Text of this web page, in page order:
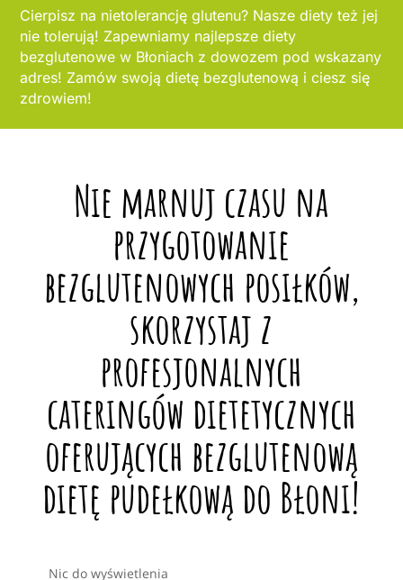
Cierpisz na nietolerancję glutenu? Nasze diety też jej
nie tolerują! Zapewniamy najlepsze diety
bezglutenowe w Błoniach z dowozem pod wskazany
adres! Zamów swoją dietę bezglutenową i ciesz się
zdrowiem!
Nie marnuj czasu na
przygotowanie
bezglutenowych posiłków,
skorzystaj z
profesjonalnych
cateringów dietetycznych
oferujących bezglutenową
dietę pudełkową do Błoni!
Nic do wyświetlenia